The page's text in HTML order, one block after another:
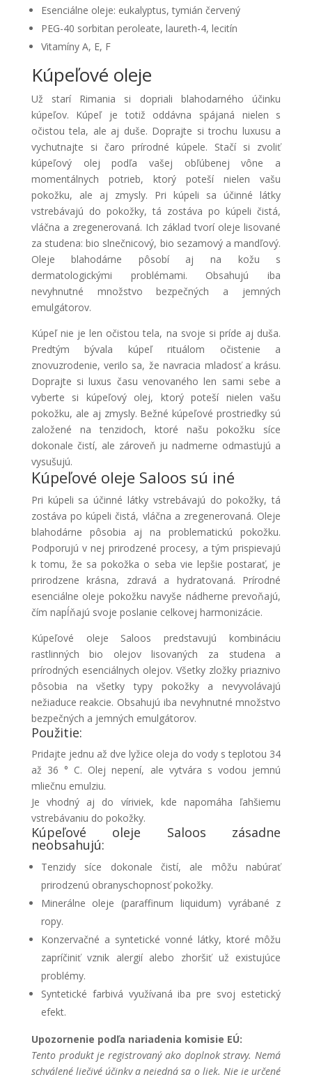
Esenciálne oleje: eukalyptus, tymián červený
PEG-40 sorbitan peroleate, laureth-4, lecitín
Vitamíny A, E, F
Kúpeľové oleje
Už starí Rimania si dopriali blahodarného účinku
kúpeľov. Kúpeľ je totiž oddávna spájaná nielen s
očistou tela, ale aj duše. Doprajte si trochu luxusu a
vychutnajte si čaro prírodné kúpele. Stačí si zvoliť
kúpeľový olej podľa vašej obľúbenej vône a
momentálnych potrieb, ktorý poteší nielen vašu
pokožku, ale aj zmysly. Pri kúpeli sa účinné látky
vstrebávajú do pokožky, tá zostáva po kúpeli čistá,
vláčna a zregenerovaná. Ich základ tvorí oleje lisované
za studena: bio slnečnicový, bio sezamový a mandľový.
Oleje blahodárne pôsobí aj na kožu s
dermatologickými problémami. Obsahujú iba
nevyhnutné množstvo bezpečných a jemných
emulgátorov.
Kúpeľ nie je len očistou tela, na svoje si príde aj duša.
Predtým bývala kúpeľ rituálom očistenie a
znovuzrodenie, verilo sa, že navracia mladosť a krásu.
Doprajte si luxus času venovaného len sami sebe a
vyberte si kúpeľový olej, ktorý poteší nielen vašu
pokožku, ale aj zmysly. Bežné kúpeľové prostriedky sú
založené na tenzidoch, ktoré našu pokožku síce
dokonale čistí, ale zároveň ju nadmerne odmasťujú a
vysušujú.
Kúpeľové oleje Saloos sú iné
Pri kúpeli sa účinné látky vstrebávajú do pokožky, tá
zostáva po kúpeli čistá, vláčna a zregenerovaná. Oleje
blahodárne pôsobia aj na problematickú pokožku.
Podporujú v nej prirodzené procesy, a tým prispievajú
k tomu, že sa pokožka o seba vie lepšie postarať, je
prirodzene krásna, zdravá a hydratovaná. Prírodné
esenciálne oleje pokožku navyše nádherne prevoňajú,
čím napĺňajú svoje poslanie celkovej harmonizácie.
Kúpeľové oleje Saloos predstavujú kombináciu
rastlinných bio olejov lisovaných za studena a
prírodných esenciálnych olejov. Všetky zložky priaznivo
pôsobia na všetky typy pokožky a nevyvolávajú
nežiaduce reakcie. Obsahujú iba nevyhnutné množstvo
bezpečných a jemných emulgátorov.
Použitie:
Pridajte jednu až dve lyžice oleja do vody s teplotou 34
až 36 ° C. Olej nepení, ale vytvára s vodou jemnú
mliečnu emulziu.
Je vhodný aj do víriviek, kde napomáha ľahšiemu
vstrebávaniu do pokožky.
Kúpeľové oleje Saloos zásadne
neobsahujú:
Tenzidy síce dokonale čistí, ale môžu nabúrať
prirodzenú obranyschopnosť pokožky.
Minerálne oleje (paraffinum liquidum) vyrábané z
ropy.
Konzervačné a syntetické vonné látky, ktoré môžu
zapríčiniť vznik alergií alebo zhoršiť už existujúce
problémy.
Syntetické farbivá využívaná iba pre svoj estetický
efekt.
Upozornenie podľa nariadenia komisie EÚ:
Tento produkt je registrovaný ako doplnok stravy. Nemá
schválené liečivé účinky a nejedná sa o liek. Nie je určené